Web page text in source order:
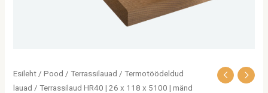
Esileht /Pood /Terrassilauad /Termotöödeldud
lauad / Terrassilaud HR40 | 26 x 118 x 5100 | mänd
mänd
kogus